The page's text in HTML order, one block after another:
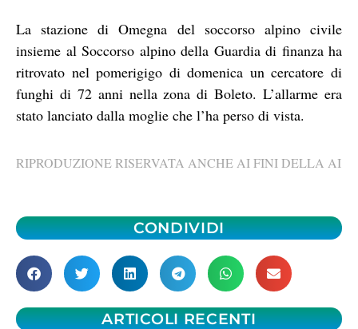
La stazione di Omegna del soccorso alpino civile
insieme al Soccorso alpino della Guardia di finanza ha
ritrovato nel pomerigigo di domenica un cercatore di
funghi di 72 anni nella zona di Boleto. L’allarme era
stato lanciato dalla moglie che l’ha perso di vista.
RIPRODUZIONE RISERVATA ANCHE AI FINI DELLA AI
CONDIVIDI
ARTICOLI RECENTI